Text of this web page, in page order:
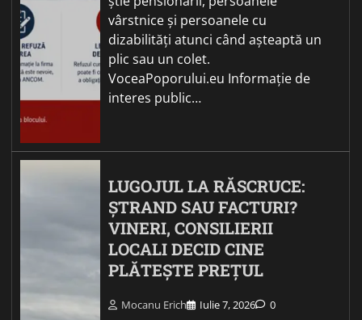
vârstnice și persoanele cu
dizabilități atunci când așteaptă un
plic sau un colet.
VoceaPoporului.eu Informație de
interes public…
LUGOJUL LA RĂSCRUCE:
ȘTRAND SAU FACTURI?
VINERI, CONSILIERII
LOCALI DECID CINE
PLĂTEȘTE PREȚUL
Mocanu Erich Iulie 7, 2026 0